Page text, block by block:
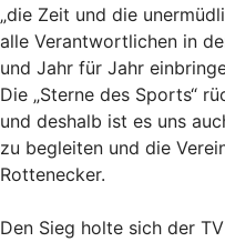
„die Zeit und die
alle Verantwortlichen in
und Jahr für Jahr
Die „Sterne des Sports“
und deshalb ist es uns
zu begleiten und die
Rottenecker.
Den Sieg holte sich der